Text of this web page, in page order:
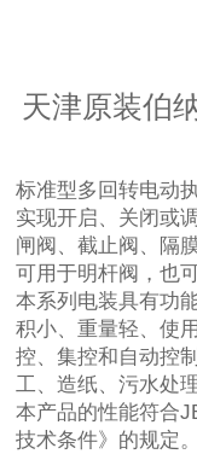
天津原装伯
标准型多回转电动
实现开启、关闭或
闸阀、截止阀、隔
可用于明杆阀，也
本系列电装具有功
积小、重量轻、使
控、集控和自动控
工、造纸、污水处
本产品的性能符合
技术条件》的规定